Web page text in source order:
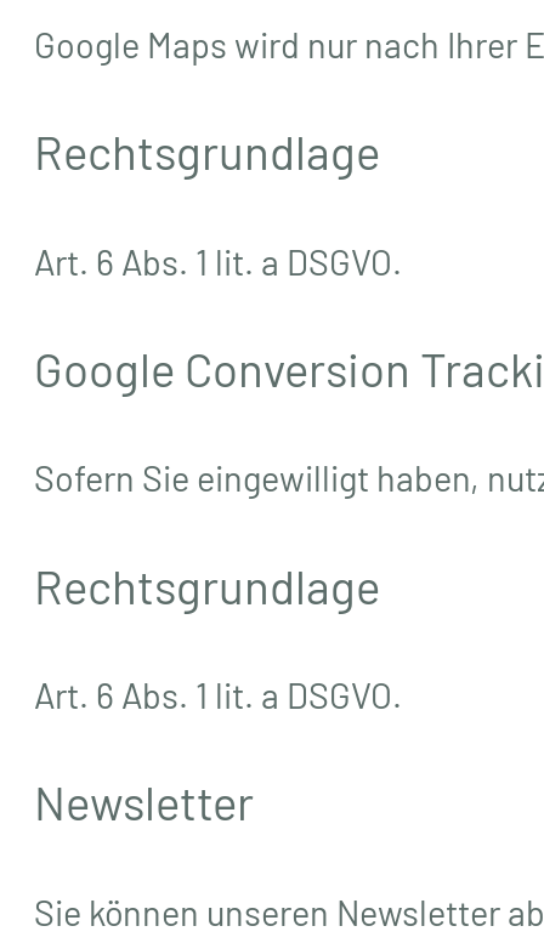
Google Maps wird nur nach Ihrer
Rechtsgrundlage
Art. 6 Abs. 1 lit. a DSGVO.
Google Conversion
Sofern Sie eingewilligt haben,
Rechtsgrundlage
Art. 6 Abs. 1 lit. a DSGVO.
Newsletter
Sie können unseren Newsletter